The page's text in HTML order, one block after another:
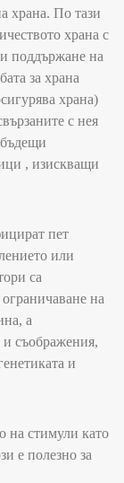
храна. По тази
храна с
поддържане на
за храна
храна)
с нея
, изискващи
пет
или
са
на
а
и съображения,
и
на стимули като
е полезно за